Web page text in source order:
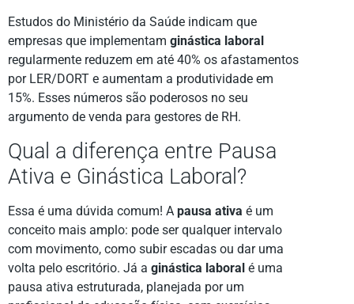
Estudos do Ministério da Saúde indicam que
empresas que implementam ginástica laboral
regularmente reduzem em até 40% os afastamentos
por LER/DORT e aumentam a produtividade em
15%. Esses números são poderosos no seu
argumento de venda para gestores de RH.
Qual a diferença entre Pausa
Ativa e Ginástica Laboral?
Essa é uma dúvida comum! A pausa ativa é um
conceito mais amplo: pode ser qualquer intervalo
com movimento, como subir escadas ou dar uma
volta pelo escritório. Já a ginástica laboral é uma
pausa ativa estruturada, planejada por um